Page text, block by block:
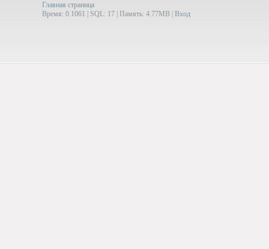
Главная страница
Время: 0.1061 | SQL: 17 | Память: 4.77MB Вход